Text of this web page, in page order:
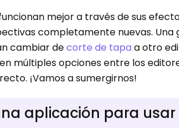
mejor a través de sus
completamente nuevas. Una
cambiar decorte de tapa a otro
múltiples opciones entre los
¡Vamos a sumergirnos!
aplicación para